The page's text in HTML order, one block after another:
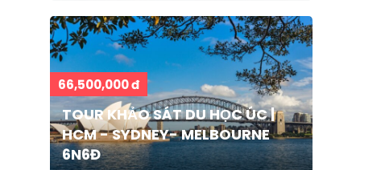
66,500,000 đ
TOUR KHẢO SÁT DU HỌC ÚC |
HCM - SYDNEY- MELBOURNE
6N6Đ